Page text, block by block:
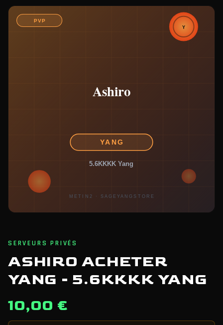
SERVEURS PRIVÉS
ASHIRO ACHETER
YANG - 5.6KKKK YANG
10,00 €